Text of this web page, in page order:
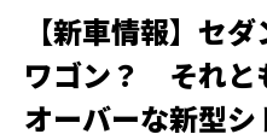
【新車情報】セ
ワゴン？ それ
オーバーな新型